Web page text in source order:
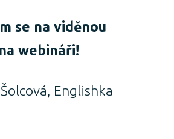
se na viděnou
na webináři!
Englishka